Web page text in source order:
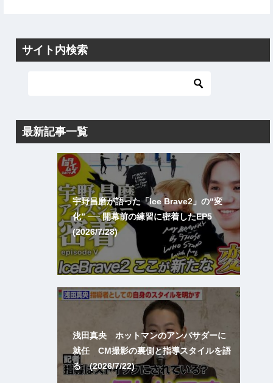
サイト内検索
最新記事一覧
宇野昌磨が語った「Ice Brave2」の“変
化” ── 開幕前の練習に密着したEP5
(2026/7/28)
浅田真央 ホットマンのアンバサダーに
就任 CM撮影の裏側と指導スタイルを語
る (2026/7/22)